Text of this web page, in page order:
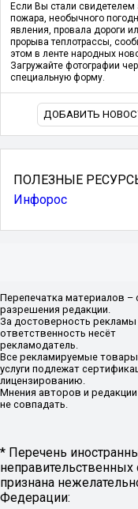
Если Вы стали свидетелем
пожара, необычного
явления, провала дороги
прорыва теплотрассы,
этом в ленте народных
Загружайте фотографии
специальную форму.
ДОБАВИТЬ
ПОЛЕЗНЫЕ
Инфорос
Перепечатка материалов –
разрешения редакции.
За достоверность рекламы
ответственность несёт
рекламодатель.
Все рекламируемые
услуги подлежат
лицензированию.
Мнения авторов и редакции
не совпадать.
* Перечень
неправительственных
признана
Федерации: